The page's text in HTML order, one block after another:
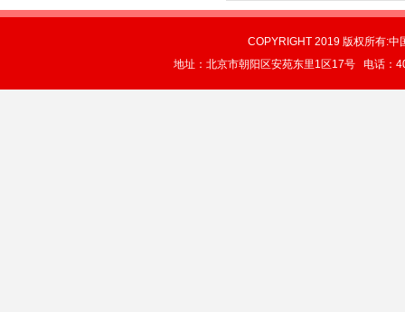
COPYRIGHT 2019 版权所有:
地址：北京市朝阳区安苑东里1区17号 电话